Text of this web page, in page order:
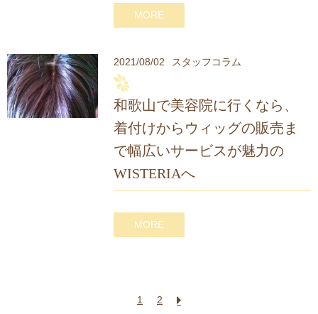
MORE
2021/08/02 スタッフコラム
和歌山で美容院に行くなら、
着付けからウィッグの販売ま
で幅広いサービスが魅力の
WISTERIAへ
MORE
1 2